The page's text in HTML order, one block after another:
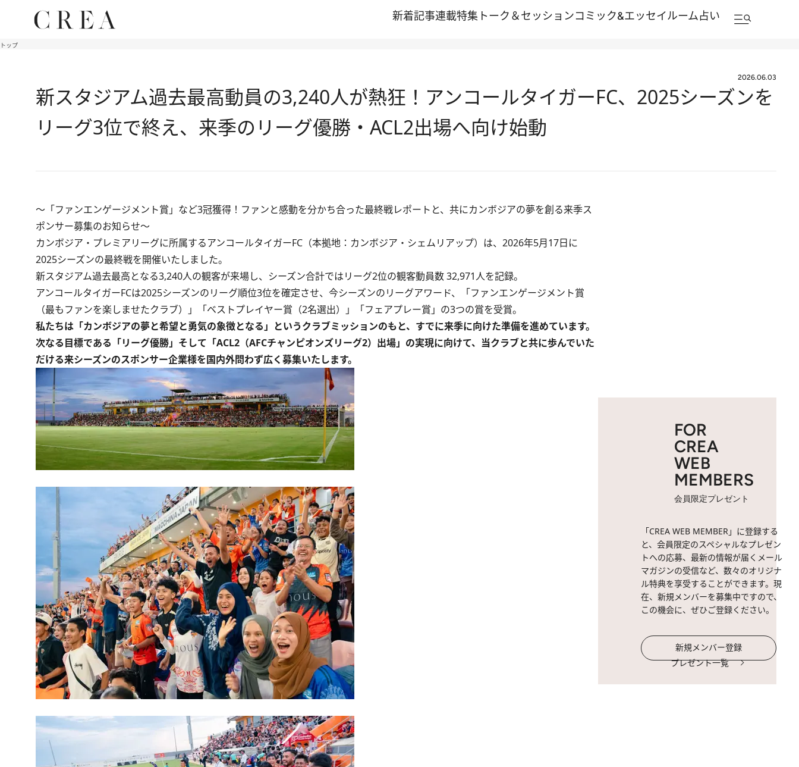
新着記事連載特集 トーク＆セッションコミック&エッセイルーム占い
トップ
2026.06.03
新スタジアム過去最高動員の3,240人が熱狂！アンコールタイガーFC、2025シーズンを
リーグ3位で終え、来季のリーグ優勝・ACL2出場へ向け始動
～「ファンエンゲージメント賞」など3冠獲得！ファンと感動を分かち合った最終戦レポートと、共にカンボジアの夢を創る来季ス
ポンサー募集のお知らせ～
カンボジア・プレミアリーグに所属するアンコールタイガーFC（本拠地：カンボジア・シェムリアップ）は、2026年5月17日に
2025シーズンの最終戦を開催いたしました。
新スタジアム過去最高となる3,240人の観客が来場し、シーズン合計ではリーグ2位の観客動員数 32,971人を記録。
アンコールタイガーFCは2025シーズンのリーグ順位3位を確定させ、今シーズンのリーグアワード、「ファンエンゲージメント賞
（最もファンを楽しませたクラブ）」「ベストプレイヤー賞（2名選出）」「フェアプレー賞」の3つの賞を受賞。
私たちは「カンボジアの夢と希望と勇気の象徴となる」というクラブミッションのもと、すでに来季に向けた準備を進めています。
次なる目標である「リーグ優勝」そして「ACL2（AFCチャンピオンズリーグ2）出場」の実現に向けて、当クラブと共に歩んでいた
だける来シーズンのスポンサー企業様を国内外問わず広く募集いたします。
FOR
CREA
WEB
MEMBERS
会員限定プレゼント
「CREA WEB MEMBER」に登録する
と、会員限定のスペシャルなプレゼン
トへの応募、最新の情報が届くメール
マガジンの受信など、数々のオリジナ
ル特典を享受することができます。現
在、新規メンバーを募集中ですので、
この機会に、ぜひご登録ください。
新規メンバー登録
プレゼント一覧